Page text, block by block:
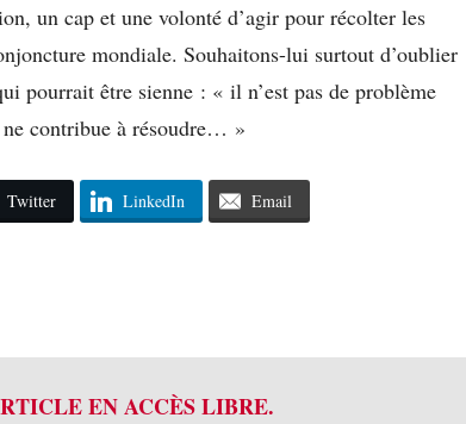
un cap et une volonté d’agir pour récolter les
mondiale. Souhaitons-lui surtout d’oublier
pourrait être sienne : « il n’est pas de problème
ne contribue à résoudre… »
Twitter LinkedIn Email
EN ACCÈS LIBRE.